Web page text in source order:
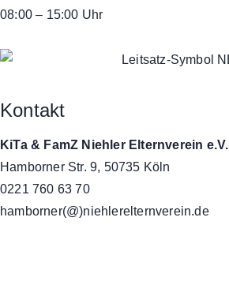
08:00 – 15:00 Uhr
Kontakt
KiTa & FamZ Niehler Elternverein e.V.
Hamborner Str. 9, 50735 Köln
0221 760 63 70
hamborner(@)niehlerelternverein.de